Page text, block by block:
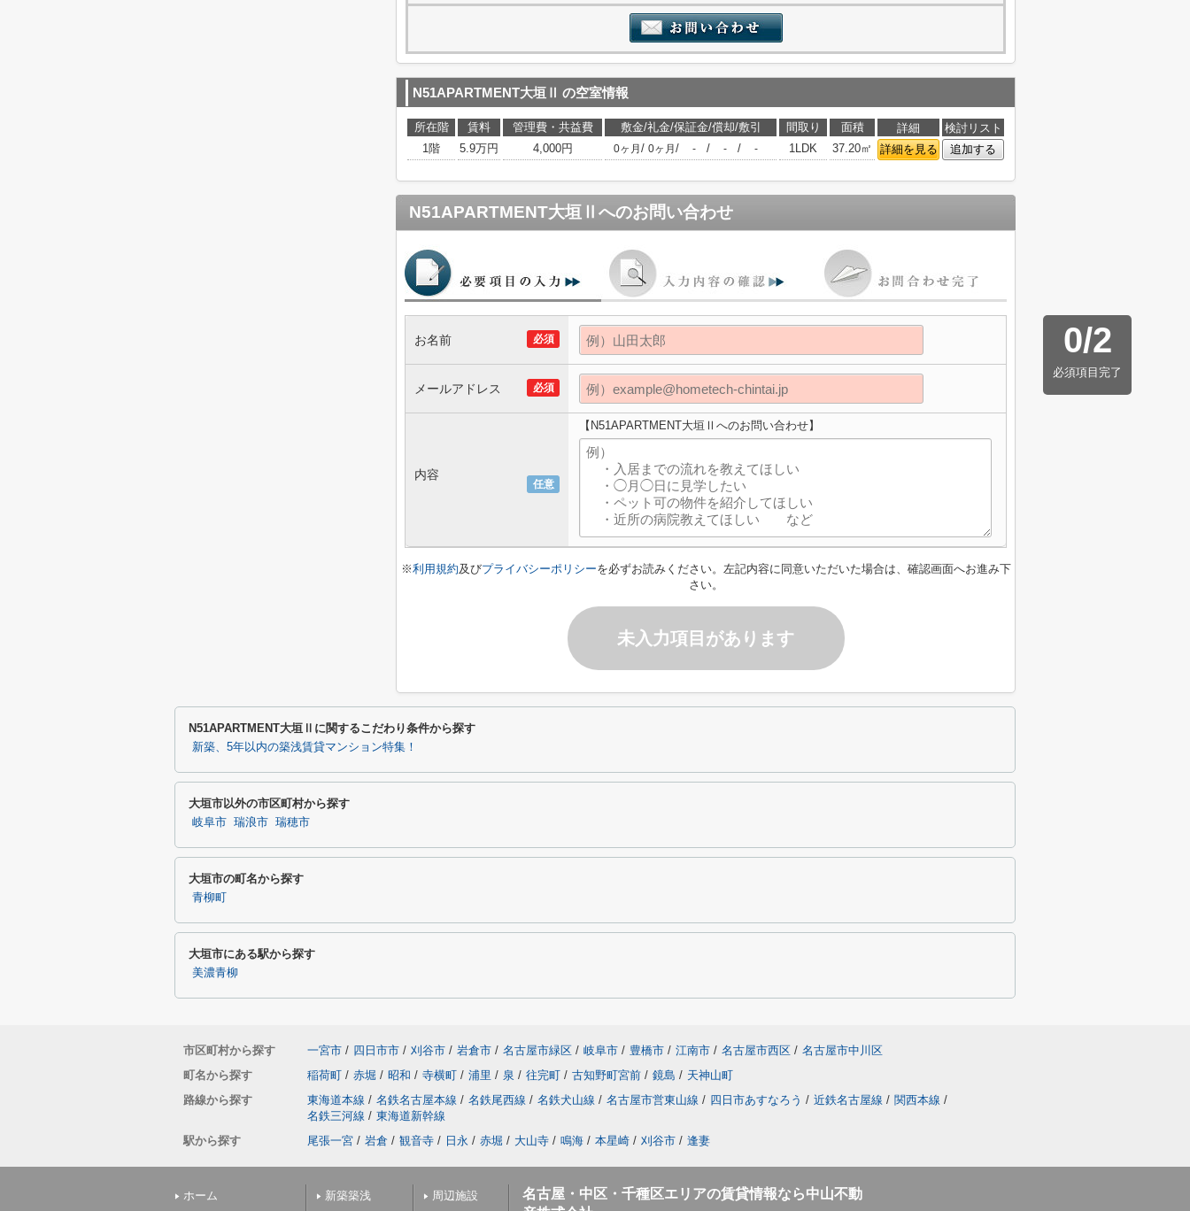
N51APARTMENT大垣Ⅱ の空室情報
所在階 賃料 管理費・共益費 敷金/礼金/保証金/償却/敷引 間取り 面積 詳細
検討リスト
1階
5.9万円 4,000円 0ヶ月 / 0ヶ月 / - / - / - 1LDK 37.20㎡ 詳細を見る 追加する
N51APARTMENT大垣Ⅱ へのお問い合わせ
0/2
必須項目完了
必須
お名前
必須
メールアドレス
任意
内容
【N51APARTMENT大垣Ⅱへのお問い合わせ】
※利用規約及びプライバシーポリシーを必ずお読みください。左記内容に同意いただいた場合は、確認画面へお進み下
さい。
未入力項目があります
N51APARTMENT大垣Ⅱに関するこだわり条件から探す
新築、5年以内の築浅賃貸マンション特集！
大垣市以外の市区町村から探す
岐阜市 瑞浪市 瑞穂市
大垣市の町名から探す
青柳町
大垣市にある駅から探す
美濃青柳
市区町村から探す 一宮市 / 四日市市 / 刈谷市 / 岩倉市 / 名古屋市緑区 / 岐阜市 / 豊橋市 / 江南市 / 名古屋市西区 / 名古屋市中川区
町名から探す
稲荷町 / 赤堀 / 昭和 / 寺横町 / 浦里 / 泉 / 往完町 / 古知野町宮前 / 鏡島 / 天神山町
路線から探す
東海道本線 / 名鉄名古屋本線 / 名鉄尾西線 / 名鉄犬山線 / 名古屋市営東山線 / 四日市あすなろう / 近鉄名古屋線 / 関西本線 /
名鉄三河線 / 東海道新幹線
駅から探す
尾張一宮 / 岩倉 / 観音寺 / 日永 / 赤堀 / 大山寺 / 鳴海 / 本星崎 / 刈谷市 / 逢妻
ホーム 新築築浅 周辺施設
名古屋・中区・千種区エリアの賃貸情報なら中山不動